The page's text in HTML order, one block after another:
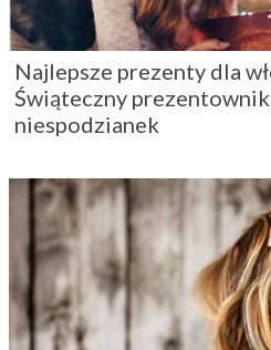
Najlepsze prezenty dla
Świąteczny
niespodzianek